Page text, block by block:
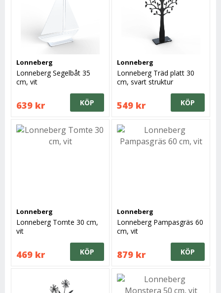
Lonneberg
Lonneberg Segelbåt 35
cm, vit
639 kr KÖP
Lonneberg
Lonneberg Träd platt 30
cm, svart struktur
549 kr KÖP
Lonneberg
Lonneberg Tomte 30 cm,
vit
469 kr KÖP
Lonneberg
Lonneberg Pampasgräs 60
cm, vit
879 kr KÖP